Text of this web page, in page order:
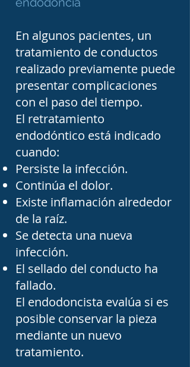
busca precisamente
el diente natural y evitar
su extracción siempre que
sea posible.
Después de un
tratamiento de conductos,
generalmente es
necesario restaurar el
diente mediante una
resina, incrustación o
corona dental para
devolverle su resistencia y
función. El seguimiento
con el odontólogo general
o con el especialista en
rehabilitación oral es
fundamental para
En algunos pacientes, un
tratamiento de conductos
realizado previamente puede
presentar complicaciones
con el paso del tiempo.
El retratamiento
endodóntico está indicado
cuando:
Persiste la infección.
Continúa el dolor.
Existe inflamación alrededor
de la raíz.
Se detecta una nueva
infección.
El sellado del conducto ha
fallado.
El endodoncista evalúa si es
posible conservar la pieza
mediante un nuevo
tratamiento.